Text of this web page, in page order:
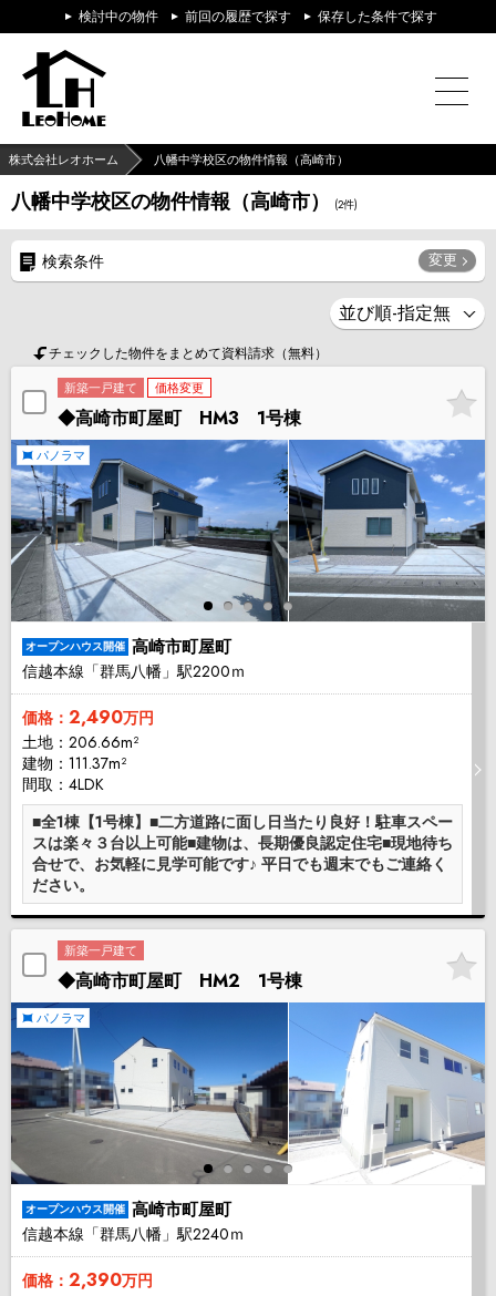
検討中の物件 前回の履歴で探す 保存した条件で探す
株式会社レオホーム 八幡中学校区の物件情報（高崎市）
八幡中学校区の物件情報（高崎市） (2件)
検索条件 変更
チェックした物件をまとめて資料請求（無料）
新築一戸建て 価格変更
◆高崎市町屋町 HM3 1号棟
パノラマ
オープンハウス開催 高崎市町屋町
信越本線「群馬八幡」駅2200ｍ
価格： 2,490万円
土地：206.66m²
建物：111.37m²
間取：4LDK
■全1棟【1号棟】■二方道路に面し日当たり良好！駐車スペー
スは楽々３台以上可能■建物は、長期優良認定住宅■現地待ち
合せで、お気軽に見学可能です♪ 平日でも週末でもご連絡く
ださい。
新築一戸建て
◆高崎市町屋町 HM2 1号棟
パノラマ
オープンハウス開催 高崎市町屋町
信越本線「群馬八幡」駅2240ｍ
価格： 2,390万円